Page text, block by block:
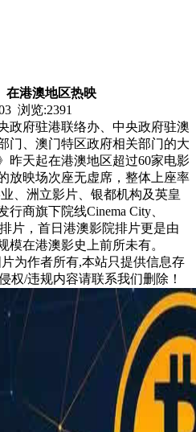
在港澳地区热映
浏览:2391
政府驻港联络办、中央政府驻澳
门、澳门特区政府相关部门的大
昨天起在港澳地区超过60家电影
放映场次座无虚席，整体上座率
、洲立影片、银都机构及英皇
商旗下院线Cinema City、
片，首日港澳影院排片更是由
模在港澳影史上前所未有。
为作者所有,本站只提供信息存
权/违规内容请联系我们删除！